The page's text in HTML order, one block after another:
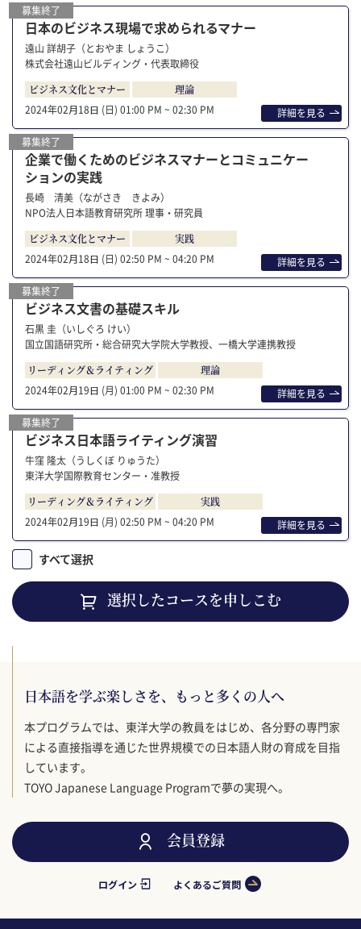
募集終了
2024年02⽉18⽇ (日) 01:00 PM ~ 02:30 PM
ビジネス文化とマナー 理論
遠山 詳胡子（とおやま しょうこ）
株式会社遠山ビルディング・代表取締役
日本のビジネス現場で求められるマナー
詳細を⾒る
募集終了
2024年02⽉18⽇ (日) 02:50 PM ~ 04:20 PM
ビジネス文化とマナー 実践
長崎 清美（ながさき きよみ）
NPO法人日本語教育研究所 理事・研究員
企業で働くためのビジネスマナーとコミュニケー
ションの実践
詳細を⾒る
募集終了
2024年02⽉19⽇ (月) 01:00 PM ~ 02:30 PM
リーディング＆ライティング 理論
石黒 圭（いしぐろ けい）
国立国語研究所・総合研究大学院大学教授、一橋大学連携教授
ビジネス文書の基礎スキル
詳細を⾒る
募集終了
2024年02⽉19⽇ (月) 02:50 PM ~ 04:20 PM
リーディング＆ライティング 実践
牛窪 隆太（うしくぼ りゅうた）
東洋大学国際教育センター・准教授
ビジネス日本語ライティング演習
詳細を⾒る
すべて選択
選択したコースを申しこむ
日本語を学ぶ楽しさを、もっと多くの人へ
本プログラムでは、東洋大学の教員をはじめ、各分野の専門家
による直接指導を通じた世界規模での日本語人財の育成を目指
しています。
TOYO Japanese Language Programで夢の実現へ。
会員登録
ログイン よくあるご質問